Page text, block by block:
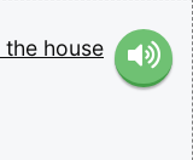
the house